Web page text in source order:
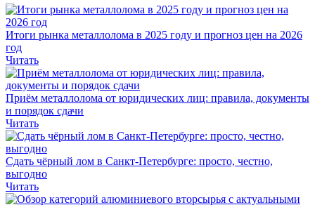
Итоги рынка металлолома в 2025 году и прогноз цен на 2026
год
Читать
Приём металлолома от юридических лиц: правила, документы
и порядок сдачи
Читать
Сдать чёрный лом в Санкт-Петербурге: просто, честно,
выгодно
Читать